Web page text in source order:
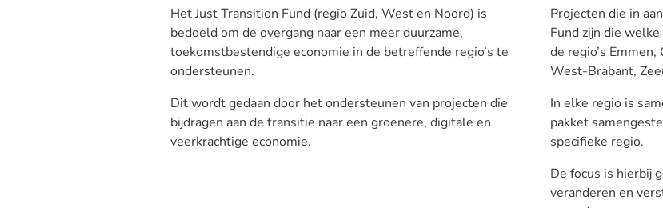
Het Just Transition Fund (regio Zuid, West en Noord) is
bedoeld om de overgang naar een meer duurzame,
toekomstbestendige economie in de betreffende regio’s te
ondersteunen.
Dit wordt gedaan door het ondersteunen van projecten die
bijdragen aan de transitie naar een groenere, digitale en
veerkrachtige economie.
Projecten die in
Fund zijn die
de regio’s
West-Brabant,
In elke regio is
pakket
specifieke regio.
De focus is hierbij
veranderen en